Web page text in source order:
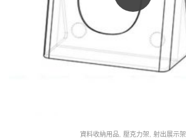
資料收納用品 壓克力架 射出展示架